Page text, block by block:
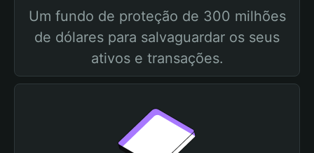
Um fundo de proteção de 300 milhões
de dólares para salvaguardar os seus
ativos e transações.